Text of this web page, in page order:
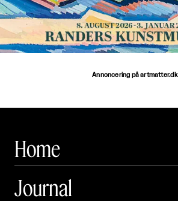
Annoncering på artmatter.dk
Home
Journal